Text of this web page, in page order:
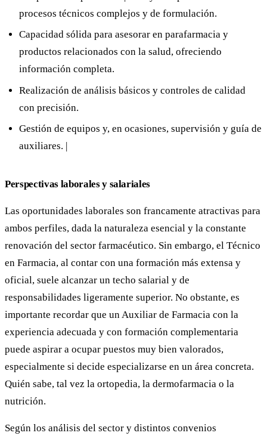
procesos técnicos complejos y de formulación.
Capacidad sólida para asesorar en parafarmacia y
productos relacionados con la salud, ofreciendo
información completa.
Realización de análisis básicos y controles de calidad
con precisión.
Gestión de equipos y, en ocasiones, supervisión y guía de
auxiliares. |
Perspectivas laborales y salariales
Las oportunidades laborales son francamente atractivas para
ambos perfiles, dada la naturaleza esencial y la constante
renovación del sector farmacéutico. Sin embargo, el Técnico
en Farmacia, al contar con una formación más extensa y
oficial, suele alcanzar un techo salarial y de
responsabilidades ligeramente superior. No obstante, es
importante recordar que un Auxiliar de Farmacia con la
experiencia adecuada y con formación complementaria
puede aspirar a ocupar puestos muy bien valorados,
especialmente si decide especializarse en un área concreta.
Quién sabe, tal vez la ortopedia, la dermofarmacia o la
nutrición.
Según los análisis del sector y distintos convenios